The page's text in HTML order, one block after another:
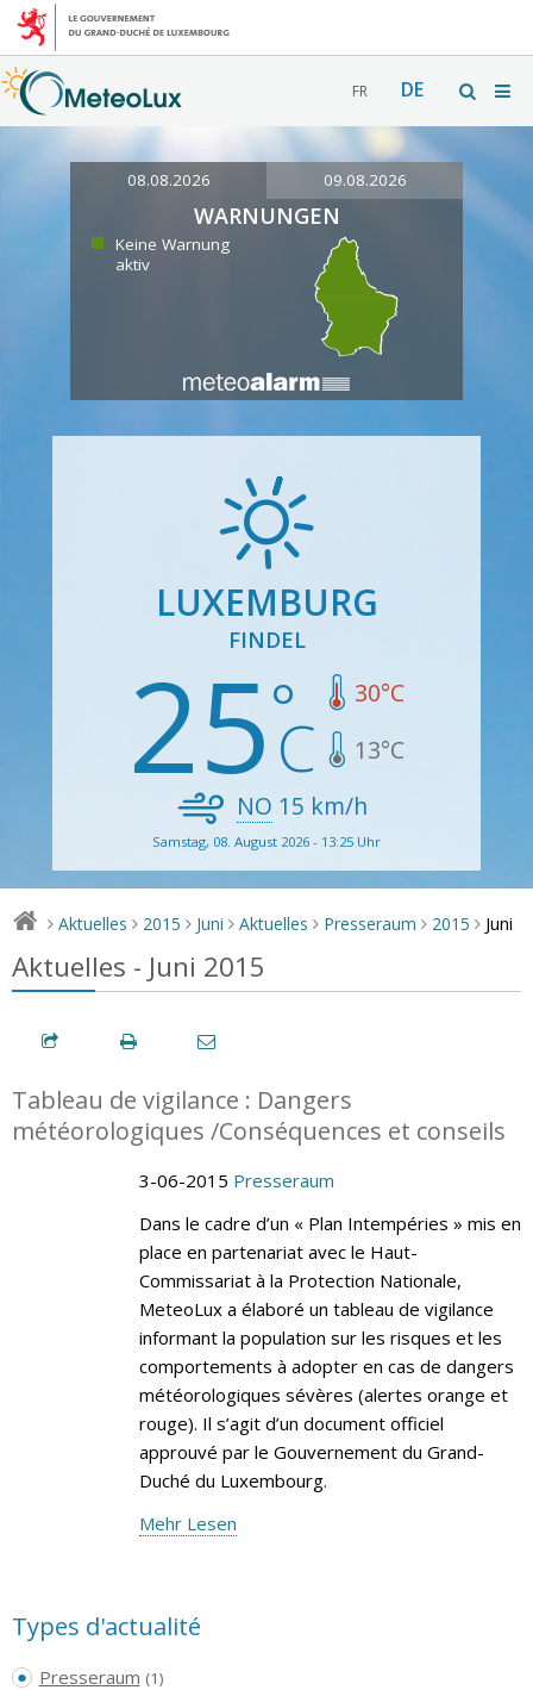
FR DE
08.08.2026 09.08.2026
WARNUNGEN
Keine Warnung
aktiv
LUXEMBURG
FINDEL
25 30°C
13°C
NO 15 km/h
Samstag, 08. August 2026 - 13:25 Uhr
> Aktuelles > 2015 > Juni > Aktuelles > Presseraum > 2015 > Juni
Aktuelles - Juni 2015
Tableau de vigilance : Dangers
météorologiques /Conséquences et conseils
3-06-2015 Presseraum
Dans le cadre d’un « Plan Intempéries » mis en
place en partenariat avec le Haut-
Commissariat à la Protection Nationale,
MeteoLux a élaboré un tableau de vigilance
informant la population sur les risques et les
comportements à adopter en cas de dangers
météorologiques sévères (alertes orange et
rouge). Il s’agit d’un document officiel
approuvé par le Gouvernement du Grand-
Duché du Luxembourg.
Mehr Lesen
Types d'actualité
Presseraum (1)